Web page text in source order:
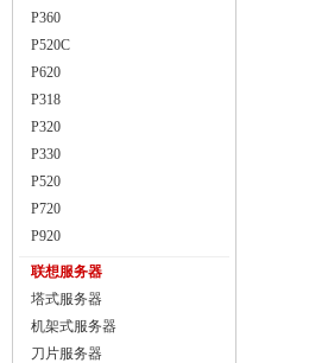
P360
P520C
P620
P318
P320
P330
P520
P720
P920
联想服务器
塔式服务器
机架式服务器
刀片服务器